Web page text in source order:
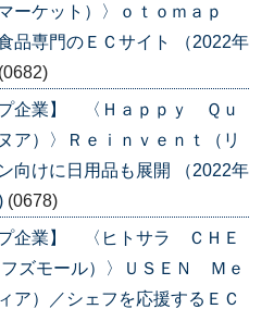
ーケット）〉ｏｔｏｍａｐ
品専門のＥＣサイト （2022年
(0682)
プ企業】 〈Ｈａｐｐｙ Ｑｕ
ア）〉Ｒｅｉｎｖｅｎｔ（リ
向けに日用品も展開 （2022年
(0678)
プ企業】 〈ヒトサラ ＣＨＥ
ズモール）〉ＵＳＥＮ Ｍｅ
ア）／シェフを応援するＥＣ